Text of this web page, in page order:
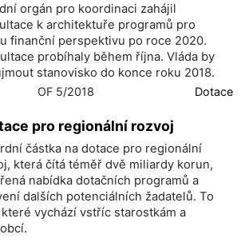
orgán pro koordinaci zahájil
k architektuře programů pro
finanční perspektivu po roce 2020.
probíhaly během října. Vláda by
stanovisko do konce roku 2018.
OF 5/2018 Dotace
pro regionální rozvoj
částka na dotace pro regionální
která čítá téměř dvě miliardy korun,
nabídka dotačních programů a
dalších potenciálních žadatelů. To
vychází vstříc starostkám a